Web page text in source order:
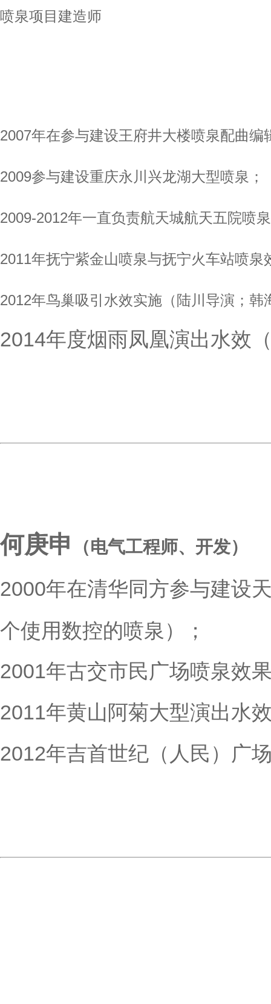
喷泉项目建造师
2007年在参与建设王府井大楼喷泉配曲编
2009参与建设重庆永川兴龙湖大型喷泉；
2009-2012年一直负责航天城航天五院喷
2011年抚宁紫金山喷泉与抚宁火车站喷泉
2012年鸟巢吸引水效实施（陆川导演；
2014年度烟雨凤凰演出水效
何庚申 （电气工程师、开发）
2000年在清华同方参与建设
个使用数控的喷泉）；
2001年古交市民广场喷泉效
2011年黄山阿菊大型演出水
2012年吉首世纪（人民）广